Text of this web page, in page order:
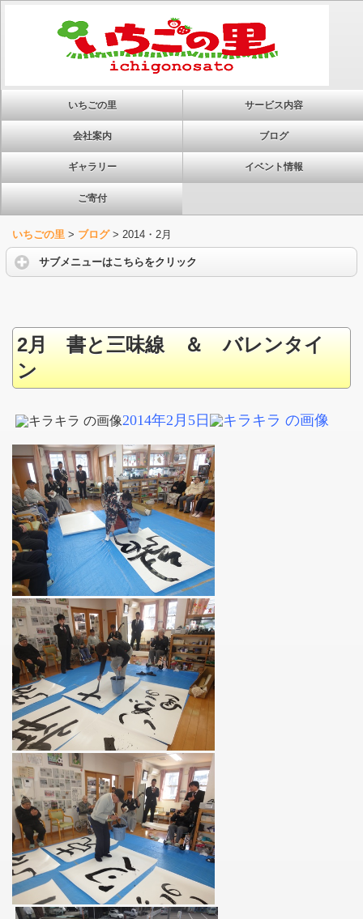
いちごの里 サービス内容
会社案内 ブログ
ギャラリー イベント情報
ご寄付
いちごの里 > ブログ> 2014・2月
サブメニューはこちらをクリック
2月 書と三味線 ＆ バレンタイ
ン
2014年2月5日